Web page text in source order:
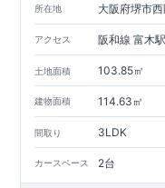
所在地 大阪府堺市
アクセス 阪和線 富木
土地面積 103.85㎡
建物面積 114.63㎡
間取り 3LDK
カースペース 2台